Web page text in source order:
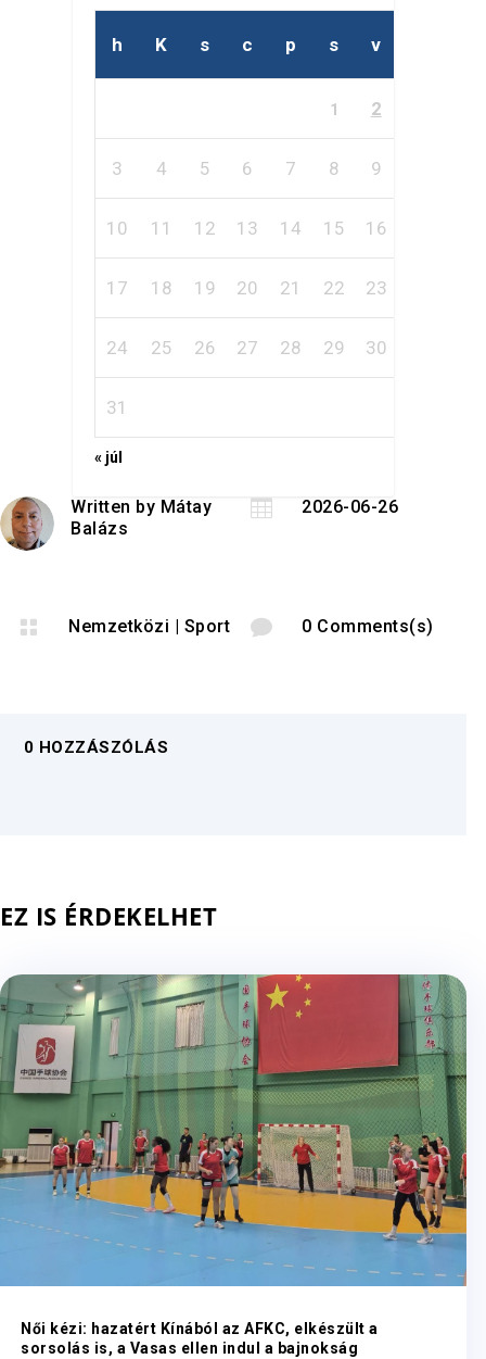
h K s c p s v
1 2
3 4 5 6 7 8 9
10 11 12 13 14 15 16
17 18 19 20 21 22 23
24 25 26 27 28 29 30
31
« júl
Written by Mátay
Balázs
 2026-06-26
 Nemzetközi Sport  0 Comments(s)
0 HOZZÁSZÓLÁS
EZ IS ÉRDEKELHET
Női kézi: hazatért Kínából az AFKC, elkészült a
sorsolás is, a Vasas ellen indul a bajnokság